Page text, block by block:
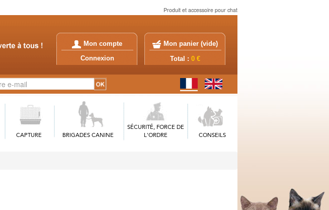
Produit et accessoire pour chat
Mon compte
Connexion
Mon panier (vide)
Total : 0 €
CAPTURE BRIGADES CANINE
SÉCURITÉ, FORCE DE
L'ORDRE
CONSEILS